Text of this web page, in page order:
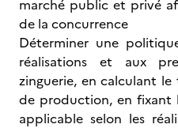
marché public et privé
de la concurrence
Déterminer une
réalisations et aux
zinguerie, en calculant
de production, en fixant
applicable selon les